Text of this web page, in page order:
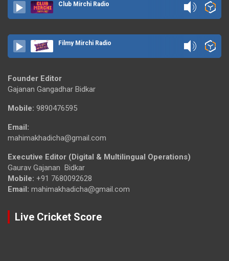
Club Mirchi Radio
Filmy Mirchi Radio
Founder Editor
Gajanan Gangadhar Bidkar
Mobile: 9890476595
Email:
mahimakhadicha@gmail.com
Executive Editor (Digital & Multilingual Operations)
Gaurav Gajanan Bidkar
Mobile: +91 7680092628
Email: mahimakhadicha@gmail.com
Live Cricket Score